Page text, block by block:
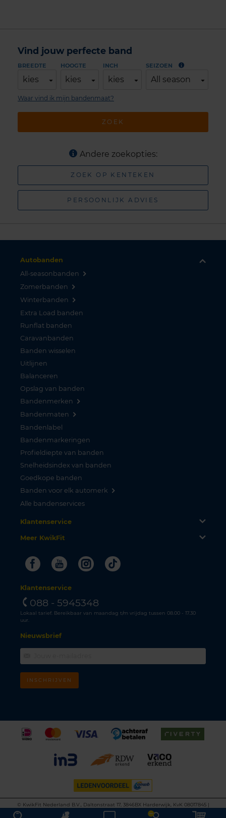
Vind jouw perfecte band
BREEDTE
kies
HOOGTE
kies
INCH
kies
SEIZOEN
All season
ZOEK
Waar vind ik mijn bandenmaat?
Andere zoekopties:
ZOEK OP KENTEKEN
PERSOONLIJK ADVIES
Autobanden
All-seasonbanden
Zomerbanden
Winterbanden
Extra Load banden
Runflat banden
Caravanbanden
Banden wisselen
Uitlijnen
Balanceren
Opslag van banden
Bandenmerken
Bandenmaten
Bandenlabel
Bandenmarkeringen
Profieldiepte van banden
Snelheidsindex van banden
Goedkope banden
Banden voor elk automerk
Alle bandenservices
Klantenservice
Meer KwikFit
FacebookYoutubeInstagram
Tiktok
Klantenservice
088 - 5945348
Lokaal tarief. Bereikbaar van maandag t/m vrijdag tussen 08.00 - 17.30
uur.
Nieuwsbrief
INSCHRIJVEN
©
KwikFit Nederland B.V., Daltonstraat 17, 3846BX Harderwijk, KvK 08017845 |
Algemene voorwaarden
Privacyverklaring Cookiebeleid
Disclaimer